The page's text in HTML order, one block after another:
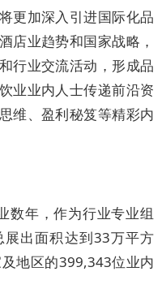
更加深入引进国际化品
店业趋势和国家战略，
行业交流活动，形成品
业业内人士传递前沿资
维、盈利秘笈等精彩内
数年，作为行业专业组
展出面积达到33万平方
地区的399,343位业内